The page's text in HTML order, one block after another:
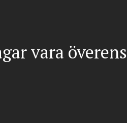
vara överens